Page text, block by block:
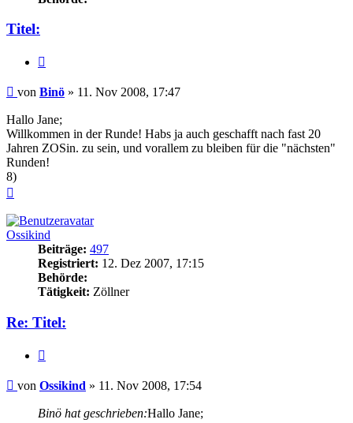
Titel:
Beitrag
von Binö » 11. Nov 2008, 17:47
Hallo Jane;
Willkommen in der Runde! Habs ja auch geschafft nach fast 20
Jahren ZOSin. zu sein, und vorallem zu bleiben für die "nächsten"
Runden!
8)
Ossikind
Beiträge: 497
Registriert: 12. Dez 2007, 17:15
Behörde:
Tätigkeit: Zöllner
Re: Titel:
Beitrag
von Ossikind » 11. Nov 2008, 17:54
Binö hat geschrieben:Hallo Jane;